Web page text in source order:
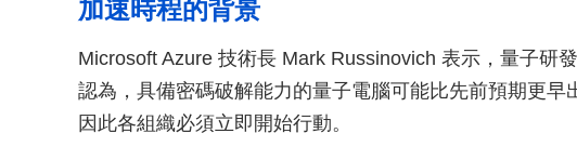
加速時程的背景
Microsoft Azure 技術長 Mark Russinovich 表示，量子研
認為，具備密碼破解能力的量子電腦可能比先前預期更早
因此各組織必須立即開始行動。